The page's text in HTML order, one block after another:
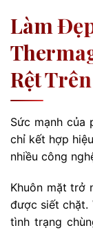
Làm
Rệt
Sức mạnh của
chỉ kết hợp
nhiều công
Khuôn mặt trở
được siết chặt.
tình trạng